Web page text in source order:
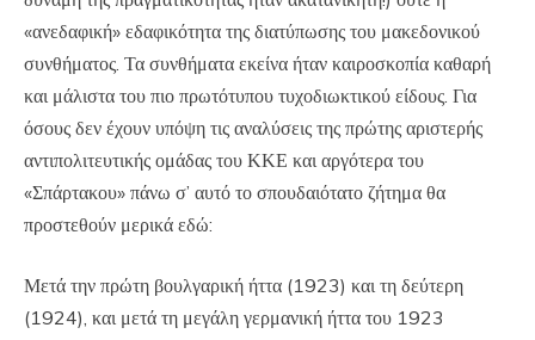
«ανεδαφική» εδαφικότητα της διατύπωσης του μακεδονικού
συνθήματος. Τα συνθήματα εκείνα ήταν καιροσκοπία καθαρή
και μάλιστα του πιο πρωτότυπου τυχοδιωκτικού είδους. Για
όσους δεν έχουν υπόψη τις αναλύσεις της πρώτης αριστερής
αντιπολιτευτικής ομάδας του ΚΚΕ και αργότερα του
«Σπάρτακου» πάνω σ’ αυτό το σπουδαιότατο ζήτημα θα
προστεθούν μερικά εδώ:
Μετά την πρώτη βουλγαρική ήττα (1923) και τη δεύτερη
(1924), και μετά τη μεγάλη γερμανική ήττα του 1923